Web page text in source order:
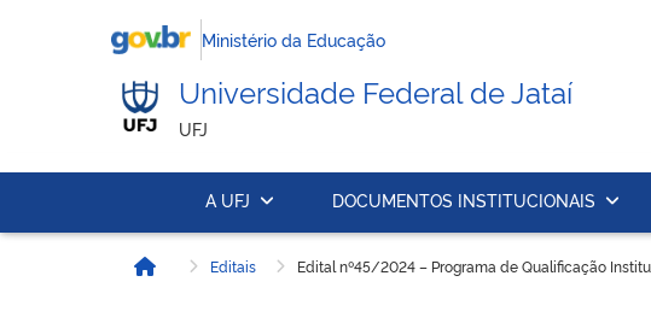
Ministério da Educação
Universidade Federal de Jataí
UFJ
A UFJ DOCUMENTOS INSTITUCIONAIS
Início Editais Edital nº45/2024 – Programa de Qualificação